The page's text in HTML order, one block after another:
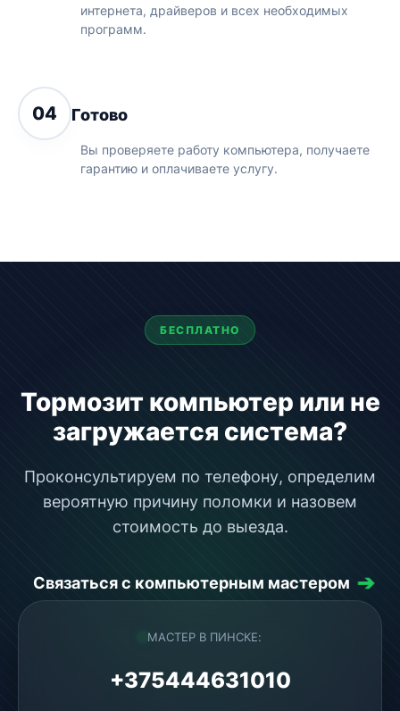
интернета, драйверов и всех необходимых
программ.
04 Готово
Вы проверяете работу компьютера, получаете
гарантию и оплачиваете услугу.
БЕСПЛАТНО
Тормозит компьютер или не
загружается система?
Проконсультируем по телефону, определим
вероятную причину поломки и назовем
стоимость до выезда.
Связаться с компьютерным мастером ➔
МАСТЕР В ПИНСКЕ:
+375444631010